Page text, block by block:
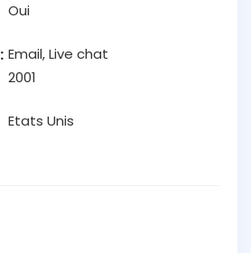
Oui
Email, Live chat
2001
Etats Unis